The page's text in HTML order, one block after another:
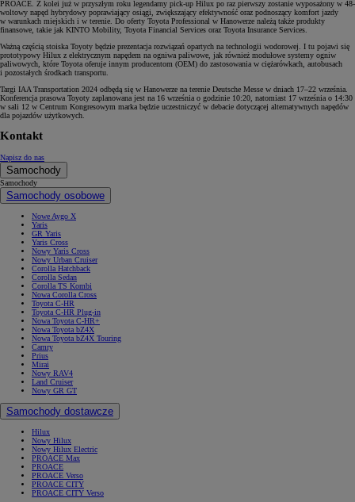
PROACE. Z kolei już w przyszłym roku legendarny pick-up Hilux po raz pierwszy zostanie wyposażony w 48-
woltowy napęd hybrydowy poprawiający osiągi, zwiększający efektywność oraz podnoszący komfort jazdy
w warunkach miejskich i w terenie. Do oferty Toyota Professional w Hanowerze należą także produkty
finansowe, takie jak KINTO Mobility, Toyota Financial Services oraz Toyota Insurance Services.
Ważną częścią stoiska Toyoty będzie prezentacja rozwiązań opartych na technologii wodorowej. I tu pojawi się
prototypowy Hilux z elektrycznym napędem na ogniwa paliwowe, jak również modułowe systemy ogniw
paliwowych, które Toyota oferuje innym producentom (OEM) do zastosowania w ciężarówkach, autobusach
i pozostałych środkach transportu.
Targi IAA Transportation 2024 odbędą się w Hanowerze na terenie Deutsche Messe w dniach 17–22 września.
Konferencja prasowa Toyoty zaplanowana jest na 16 września o godzinie 10:20, natomiast 17 września o 14:30
w sali 12 w Centrum Kongresowym marka będzie uczestniczyć w debacie dotyczącej alternatywnych napędów
dla pojazdów użytkowych.
Kontakt
Napisz do nas
Samochody
Samochody
Samochody osobowe
Nowe Aygo X
Yaris
GR Yaris
Yaris Cross
Nowy Yaris Cross
Nowy Urban Cruiser
Corolla Hatchback
Corolla Sedan
Corolla TS Kombi
Nowa Corolla Cross
Toyota C-HR
Toyota C-HR Plug-in
Nowa Toyota C-HR+
Nowa Toyota bZ4X
Nowa Toyota bZ4X Touring
Camry
Prius
Mirai
Nowy RAV4
Land Cruiser
Nowy GR GT
Samochody dostawcze
Hilux
Nowy Hilux
Nowy Hilux Electric
PROACE Max
PROACE
PROACE Verso
PROACE CITY
PROACE CITY Verso